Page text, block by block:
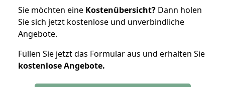
Sie möchten eine Kostenübersicht? Dann holen
Sie sich jetzt kostenlose und unverbindliche
Angebote.
Füllen Sie jetzt das Formular aus und erhalten Sie
kostenloseAngebote.